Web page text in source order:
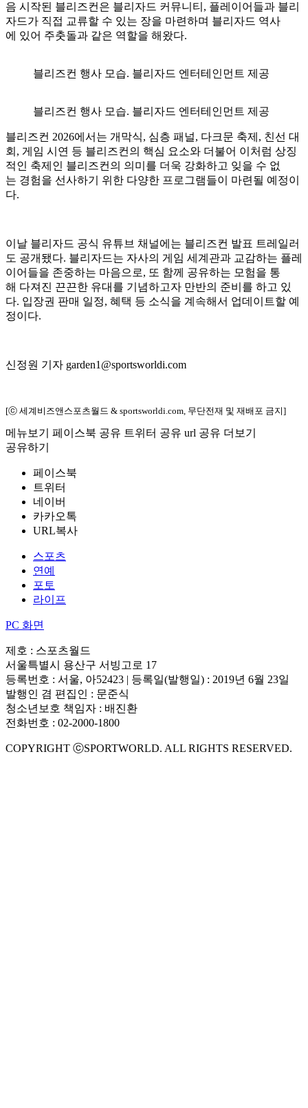
음 시작된 블리즈컨은 블리자드 커뮤니티, 플레이어들과 블리
자드가 직접 교류할 수 있는 장을 마련하며 블리자드 역사
에 있어 주춧돌과 같은 역할을 해왔다.
블리즈컨 행사 모습. 블리자드 엔터테인먼트 제공
블리즈컨 행사 모습. 블리자드 엔터테인먼트 제공
블리즈컨 2026에서는 개막식, 심층 패널, 다크문 축제, 친선 대
회, 게임 시연 등 블리즈컨의 핵심 요소와 더불어 이처럼 상징
적인 축제인 블리즈컨의 의미를 더욱 강화하고 잊을 수 없
는 경험을 선사하기 위한 다양한 프로그램들이 마련될 예정이
다.
이날 블리자드 공식 유튜브 채널에는 블리즈컨 발표 트레일러
도 공개됐다. 블리자드는 자사의 게임 세계관과 교감하는 플레
이어들을 존중하는 마음으로, 또 함께 공유하는 모험을 통
해 다져진 끈끈한 유대를 기념하고자 만반의 준비를 하고 있
다. 입장권 판매 일정, 혜택 등 소식을 계속해서 업데이트할 예
정이다.
신정원 기자 garden1@sportsworldi.com
[ⓒ 세계비즈앤스포츠월드 & sportsworldi.com, 무단전재 및 재배포 금지]
메뉴보기 페이스북 공유 트위터 공유 url 공유 더보기
공유하기
페이스북
트위터
네이버
카카오톡
URL복사
스포츠
연예
포토
라이프
PC 화면
제호 : 스포츠월드
서울특별시 용산구 서빙고로 17
등록번호 : 서울, 아52423 | 등록일(발행일) : 2019년 6월 23일
발행인 겸 편집인 : 문준식
청소년보호 책임자 : 배진환
전화번호 : 02-2000-1800
COPYRIGHT ⓒSPORTWORLD. ALL RIGHTS RESERVED.